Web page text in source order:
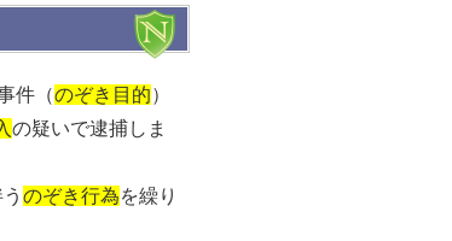
件（のぞき目的）
の疑いで逮捕しま
のぞき行為を繰り